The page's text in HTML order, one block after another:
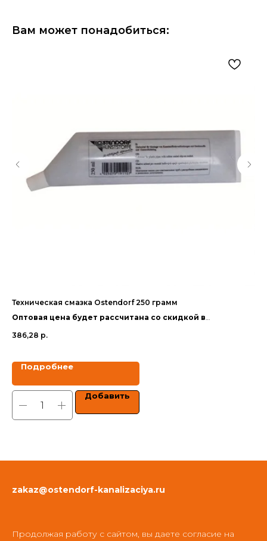
Вам может понадобиться:
Техническая смазка Ostendorf 250 грамм
Оптовая цена будет рассчитана со скидкой в
386,28 р.
Подробнее
Добавить
zakaz@ostendorf-kanalizaciya.ru
Продолжая работу с сайтом, вы даете согласие на